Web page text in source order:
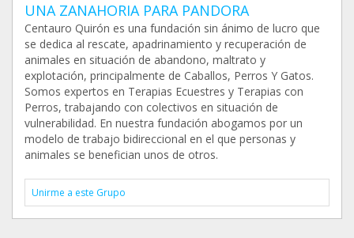
UNA ZANAHORIA PARA PANDORA
Centauro Quirón es una fundación sin ánimo de lucro que
se dedica al rescate, apadrinamiento y recuperación de
animales en situación de abandono, maltrato y
explotación, principalmente de Caballos, Perros Y Gatos.
Somos expertos en Terapias Ecuestres y Terapias con
Perros, trabajando con colectivos en situación de
vulnerabilidad. En nuestra fundación abogamos por un
modelo de trabajo bidireccional en el que personas y
animales se benefician unos de otros.
Unirme a este Grupo